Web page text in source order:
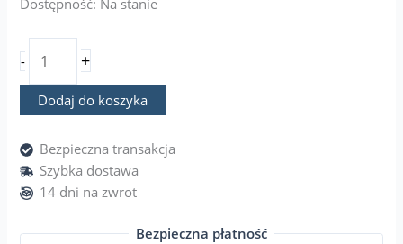
Dostępność: Na stanie
- +
Dodaj do koszyka
Bezpieczna transakcja
Szybka dostawa
14 dni na zwrot
Bezpieczna płatność